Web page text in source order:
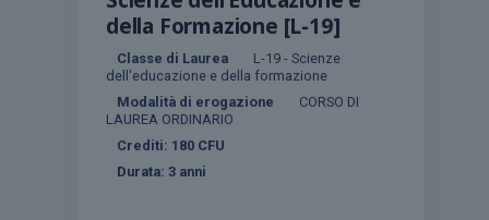
della Formazione [L-19]
Classe di Laurea
L-19 - Scienze
dell'educazione e della formazione
Modalità di erogazione
CORSO DI
LAUREA ORDINARIO
Crediti: 180 CFU
Durata: 3 anni